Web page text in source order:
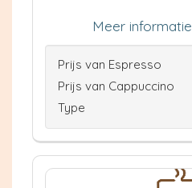
Meer informatie
Prijs van Espresso
Prijs van Cappuccino
Type